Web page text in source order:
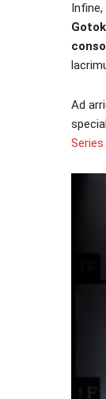
Ad
Series